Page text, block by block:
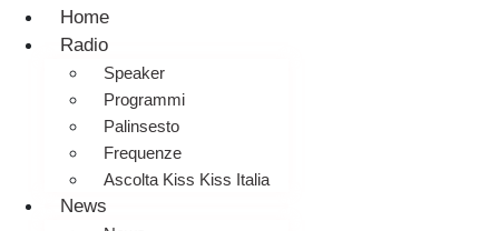
Home
Radio
Speaker
Programmi
Palinsesto
Frequenze
Ascolta Kiss Kiss Italia
News